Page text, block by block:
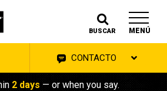
BUSCAR MENÚ
CONTACTO
2 days — or when you say.